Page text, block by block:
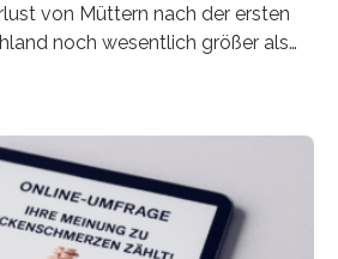
von Müttern nach der ersten
noch wesentlich größer als
fast 30.000 Euro
auf Karriere und die spätere
lagen bei rund 20.000
30 Prozent zu niedrig. Zu diesem
neue Studie des ZEW Mannheim